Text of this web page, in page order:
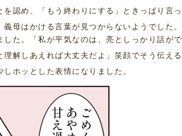
認め、「もう終わりにする」ときっぱり言っ
母はかける言葉が見つからないようでした。
た。「私が平気なのは、亮としっかり話がで
解しあえれば大丈夫だよ」笑顔でそう伝える
ホッとした表情になりました。